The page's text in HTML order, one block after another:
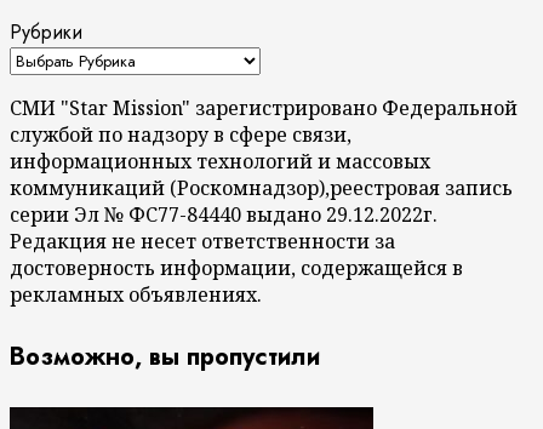
Рубрики
СМИ "Star Mission" зарегистрировано Федеральной
службой по надзору в сфере связи,
информационных технологий и массовых
коммуникаций (Роскомнадзор),реестровая запись
серии Эл № ФС77-84440 выдано 29.12.2022г.
Редакция не несет ответственности за
достоверность информации, содержащейся в
рекламных объявлениях.
Возможно, вы пропустили